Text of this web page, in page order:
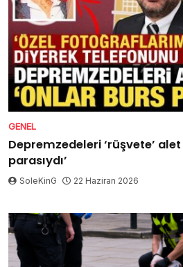
GENEL
Depremzedeleri ‘rüşvete’
parasıydı’
SoleKinG 22 Haziran 2026